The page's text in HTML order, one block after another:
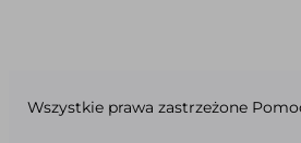
Wszystkie prawa zastrzeżone